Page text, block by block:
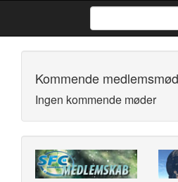
Kommende
Ingen kommende møder